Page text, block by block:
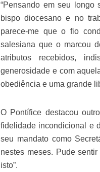
“Pensando em seu
bispo diocesano e no
parece-me que o fio
salesiana que o marcou
atributos recebidos,
generosidade e com
obediência e uma grande
O Pontífice destacou
fidelidade incondicional e
seu mandato como
nestes meses. Pude
isto”.